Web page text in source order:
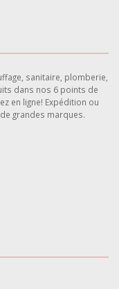
sanitaire, plomberie,
dans nos 6 points de
en ligne! Expédition ou
grandes marques.